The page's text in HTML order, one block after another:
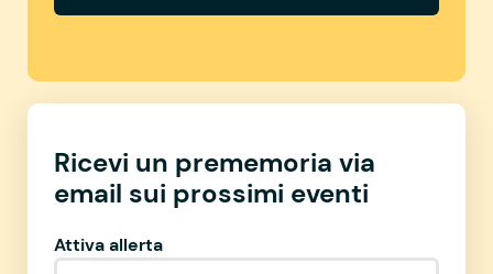
Ricevi un prememoria via
email sui prossimi eventi
Attiva allerta